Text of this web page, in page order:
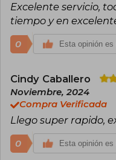
Excelente servicio,
tiempo y en
0 Esta opinión es
Cindy Caballero
Noviembre, 2024
Compra Verificada
Llego super rapido,
0 Esta opinión es